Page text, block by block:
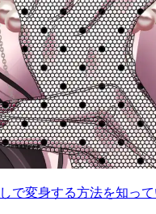
で変身する方法を知って